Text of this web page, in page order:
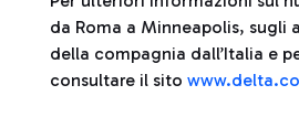
da Roma a Minneapolis, sugli
della compagnia dall’Italia e
consultare il sito